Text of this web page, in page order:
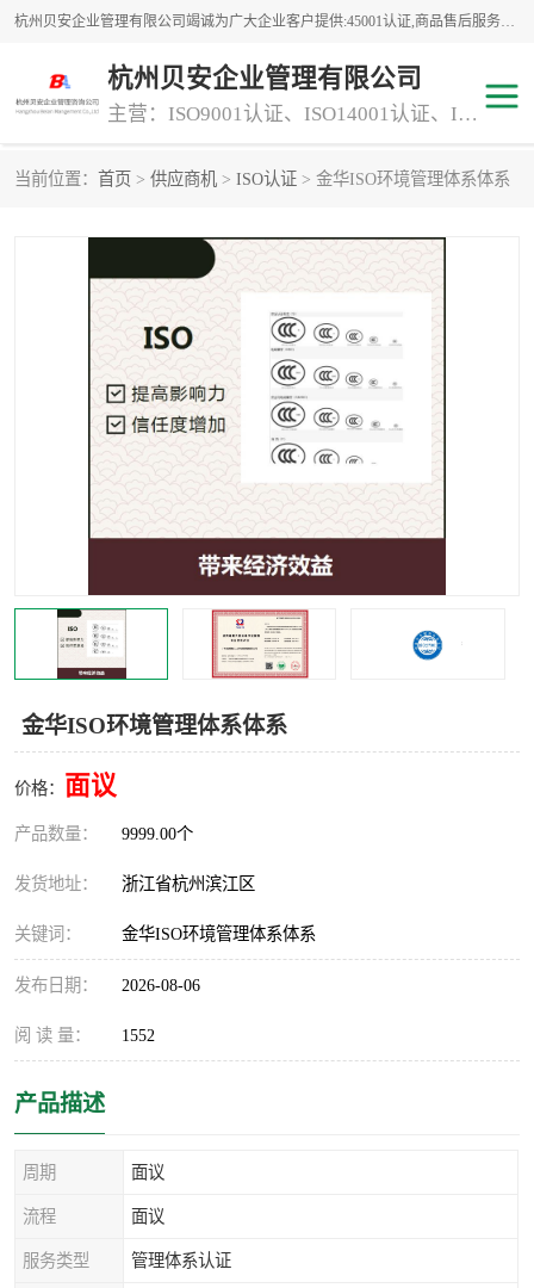
杭州贝安企业管理有限公司竭诚为广大企业客户提供:45001认证,商品售后服务认证,CE认证,知识产权体系认证,iso体系认证等服务,公司提供一条认证服务,方便快捷.
杭州贝安企业管理有限公司
主营：ISO9001认证、ISO14001认证、ISO认证、ISO22000认证、ISO/TS16949认证,FSC森林认证
当前位置： 首页 > 供应商机 > ISO认证 > 金华ISO环境管理体系体系
金华ISO环境管理体系体系
价格： 面议
产品数量： 9999.00个
发货地址： 浙江省杭州滨江区
关键词： 金华ISO环境管理体系体系
发布日期： 2026-08-06
阅 读 量： 1552
产品描述
周期 面议
流程 面议
服务类型 管理体系认证
专业资质评价证书(1) ISO9000
45001认证
GJB 9001C-2017 知识产权体系认证
工程承包 交通运输服务
消防设施工程专业承包
CCRC认证
ISO9001认证 ISO14001认证
ISO认证 OHSAS18001认证
CCC认证
TS16949认证
iso22000认证